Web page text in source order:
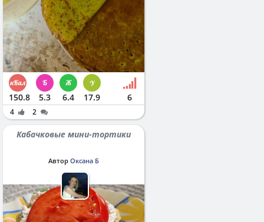
150.8 5.3 6.4 17.9 6
4 2
Кабачковые мини-тортики
Автор Оксана Б